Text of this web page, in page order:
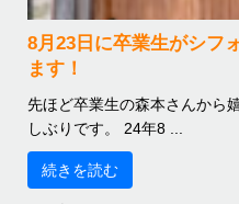
8月23日に卒業生がシフ
ます！
先ほど卒業生の森本さんから
しぶりです。 24年8 ...
続きを読む